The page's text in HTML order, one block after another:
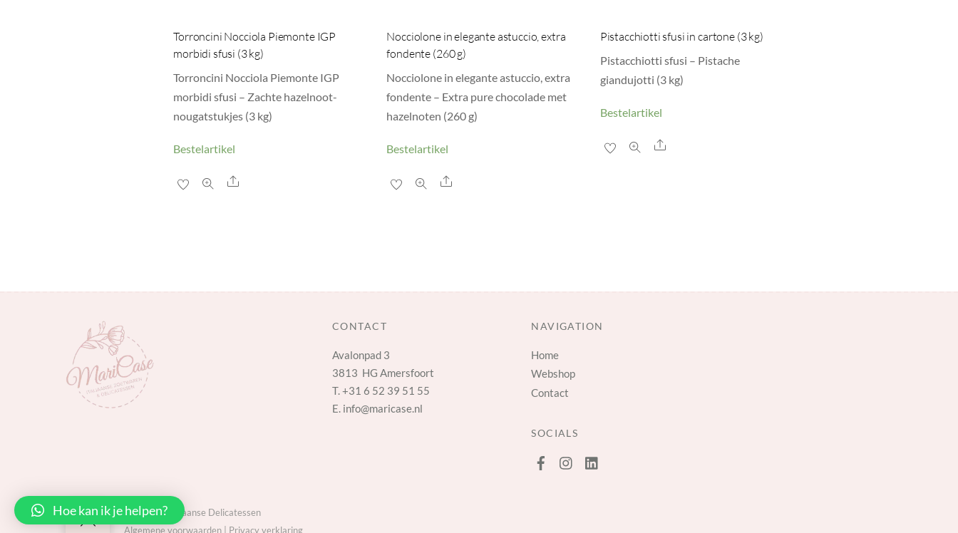
Torroncini Nocciola Piemonte IGP
morbidi sfusi (3 kg)
Torroncini Nocciola Piemonte IGP
morbidi sfusi – Zachte hazelnoot-
nougatstukjes (3 kg)
Bestelartikel
Share
Nocciolone in elegante astuccio, extra
fondente (260 g)
Nocciolone in elegante astuccio, extra
fondente – Extra pure chocolade met
hazelnoten (260 g)
Bestelartikel
Share
Pistacchiotti sfusi in cartone (3 kg)
Pistacchiotti sfusi – Pistache
giandujotti (3 kg)
Bestelartikel
Share
CONTACT
Avalonpad 3
3813 HG Amersfoort
T.+31 6 52 39 51 55
E. info@maricase.nl
NAVIGATION
Home
Webshop
Contact
SOCIALS
Back
MariCase Italiaanse Delicatessen
Algemene voorwaarden| Privacy verklaring
Hoe kan ik je helpen?